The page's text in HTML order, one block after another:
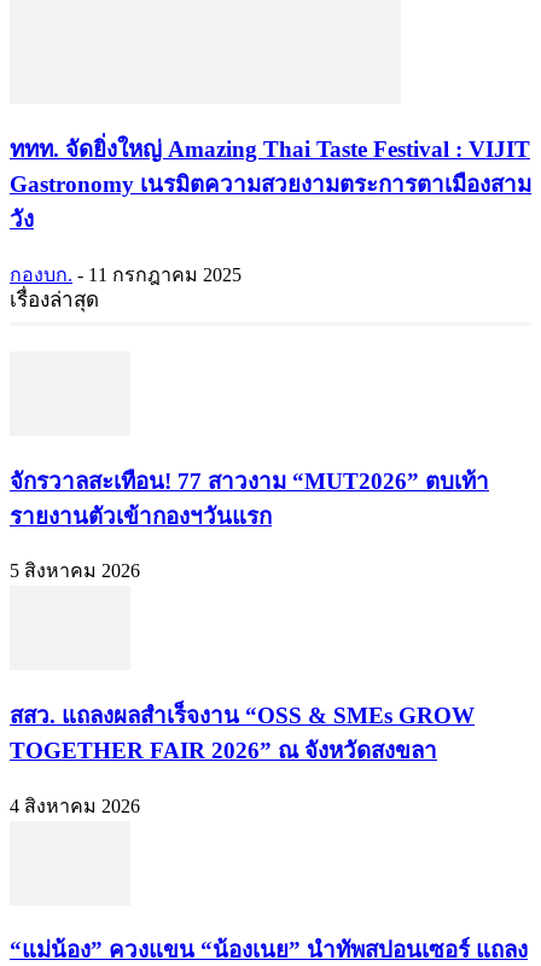
ททท. จัดยิ่งใหญ่ Amazing Thai Taste Festival : VIJIT
Gastronomy เนรมิตความสวยงามตระการตาเมืองสาม
วัง
กองบก. - 11 กรกฎาคม 2025
เรื่องล่าสุด
จักรวาลสะเทือน! 77 สาวงาม “MUT2026” ตบเท้า
รายงานตัวเข้ากองฯวันแรก
5 สิงหาคม 2026
สสว. แถลงผลสำเร็จงาน “OSS & SMEs GROW
TOGETHER FAIR 2026” ณ จังหวัดสงขลา
4 สิงหาคม 2026
“แม่น้อง” ควงแขน “น้องเนย” นำทัพสปอนเซอร์ แถลง